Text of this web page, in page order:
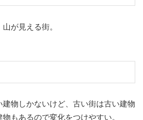
が見える街。
建物しかないけど、古い街は古い建物
もあるので変化をつけやすい。